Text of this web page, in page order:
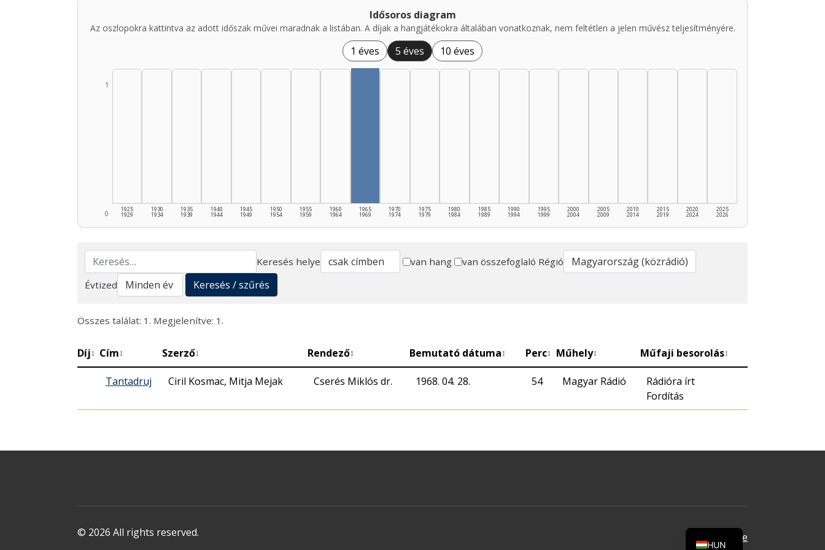
Idősoros diagram
Az oszlopokra kattintva az adott időszak művei maradnak a listában. A díjak a hangjátékokra általában vonatkoznak, nem feltétlen a jelen művész teljesítményére.
1 éves 5 éves 10 éves
0
1
1925
1929
1930
1934
1935
1939
1940
1944
1945
1949
1950
1954
1955
1959
1960
1964
1965
1969
1970
1974
1975
1979
1980
1984
1985
1989
1990
1994
1995
1999
2000
2004
2005
2009
2010
2014
2015
2019
2020
2024
2025
2026
Keresés
Keresés helye van hang van összefoglaló Régió
Évtized
Keresés / szűrés
Összes találat: 1. Megjelenítve: 1.
Díj↕ Cím↕ Szerző↕ Rendező↕ Bemutató dátuma↕ Perc↕ Műhely↕ Műfaji besorolás↕
Tantadruj Ciril Kosmac, Mitja Mejak Cserés Miklós dr. 1968. 04. 28. 54 Magyar Rádió
Rádióra írt
Fordítás
© 2026 All rights reserved. Oldal tetejére
HUN